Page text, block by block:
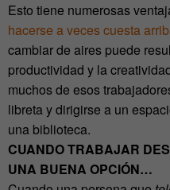
Esto tiene numerosas
hacerse a veces cuesta
cambiar de aires puede
productividad y la
muchos de esos
libreta y dirigirse a un
una biblioteca.
CUANDO TRABAJAR
UNA BUENA OPCIÓN…